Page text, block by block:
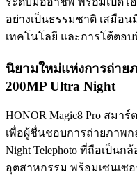
อย่างเป็นธรรมชาติ เสมือ
เทคโนโลยี และการโต้ตอ
นิยามใหม่แห่งการถ่าย
200MP Ultra Night
HONOR Magic8 Pro สมา
เพื่อผู้ชื่นชอบการถ่ายภาพก
Night Telephoto ที่ถือเป็น
อุตสาหกรรม พร้อมเซนเซ